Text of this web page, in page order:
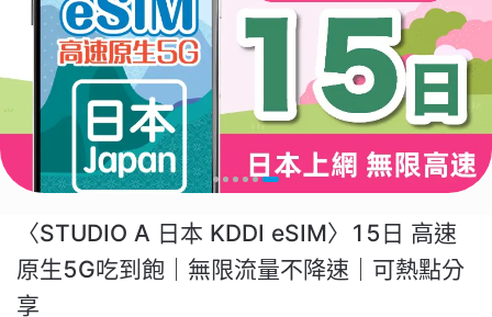
〈STUDIO A 日本 KDDI eSIM〉15日 高速
原生5G吃到飽｜無限流量不降速｜可熱點分
享